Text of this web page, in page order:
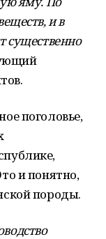
и в
существенно
поголовье,
и понятно,
породы.